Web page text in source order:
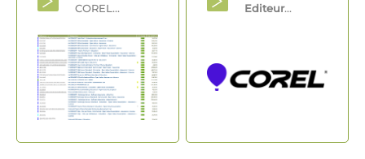
COREL...
Editeur...